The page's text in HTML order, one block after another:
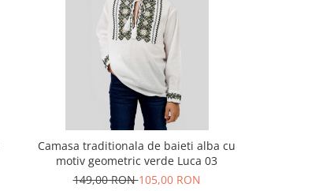
Camasa traditionala de baieti alba cu
motiv geometric verde Luca 03
149,00 RON105,00 RON